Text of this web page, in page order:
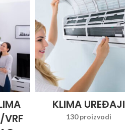
VRF
KLIMA UREĐAJI
130 proizvodi